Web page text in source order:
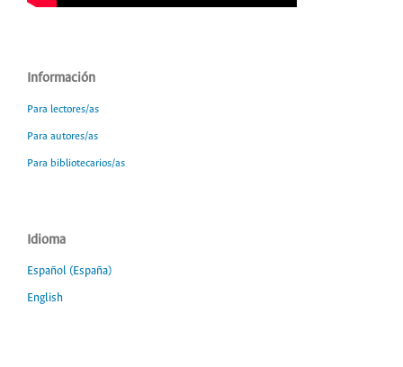
Información
Para lectores/as
Para autores/as
Para bibliotecarios/as
Idioma
Español (España)
English